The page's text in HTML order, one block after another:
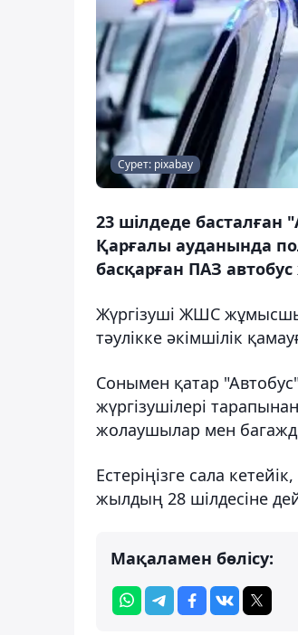
Сурет: pixabay
23 шілдеде
Қарғалы ауданында
басқарған ПАЗ
Жүргізуші ЖШС
тәулікке әкімшілік
Сонымен қатар
жүргізушілері
жолаушылар мен
Естеріңізге сала
жылдың 28 шілдесіне
Мақаламен бөлісу: